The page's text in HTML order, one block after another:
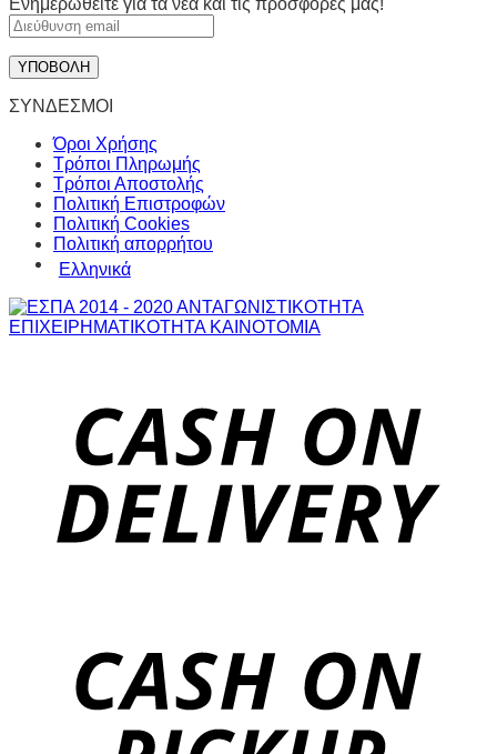
Ενημερωθείτε για τα νέα και τις προσφορές μας!
ΣΥΝΔΕΣΜΟΙ
Όροι Χρήσης
Τρόποι Πληρωμής
Τρόποι Αποστολής
Πολιτική Επιστροφών
Πολιτική Cookies
Πολιτική απορρήτου
Ελληνικά